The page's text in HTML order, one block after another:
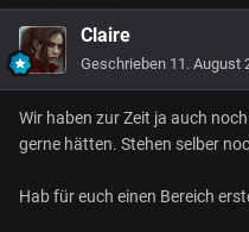
Claire
Geschrieben 11. August
Wir haben zur Zeit ja auch
gerne hätten. Stehen selber
Hab für euch einen Bereich